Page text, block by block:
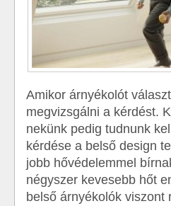
Amikor árnyékolót
megvizsgálni a kérdést.
nekünk pedig tudnunk
kérdése a belső design
jobb hővédelemmel
négyszer kevesebb hőt
belső árnyékolók